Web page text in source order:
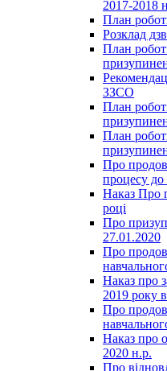
2017-2018
План
Розклад
План
ЗЗСО
План
План
Про
процесу до
Наказ Про
році
Про
27.01.2020
Про
Наказ про
2019 року в
Про
Наказ про
2020 н.р.
Про